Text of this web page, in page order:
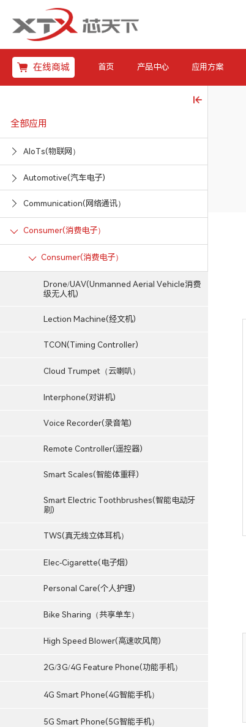
在线商城 首页 产品中心 应用方案
全部应用
AIoTs(物联网）
Automotive(汽车电子)
Communication(网络通讯）
Consumer(消费电子）
Consumer(消费电子）
Drone/UAV(Unmanned Aerial Vehicle消费
级无人机)
Lection Machine(经文机)
TCON(Timing Controller)
Cloud Trumpet（云喇叭）
Interphone(对讲机)
Voice Recorder(录音笔)
Remote Controller(遥控器)
Smart Scales(智能体重秤)
Smart Electric Toothbrushes(智能电动牙
刷)
TWS(真无线立体耳机）
Elec-Cigarette(电子烟)
Personal Care(个人护理)
Bike Sharing（共享单车）
High Speed Blower(高速吹风筒)
2G/3G/4G Feature Phone(功能手机）
4G Smart Phone(4G智能手机）
5G Smart Phone(5G智能手机）